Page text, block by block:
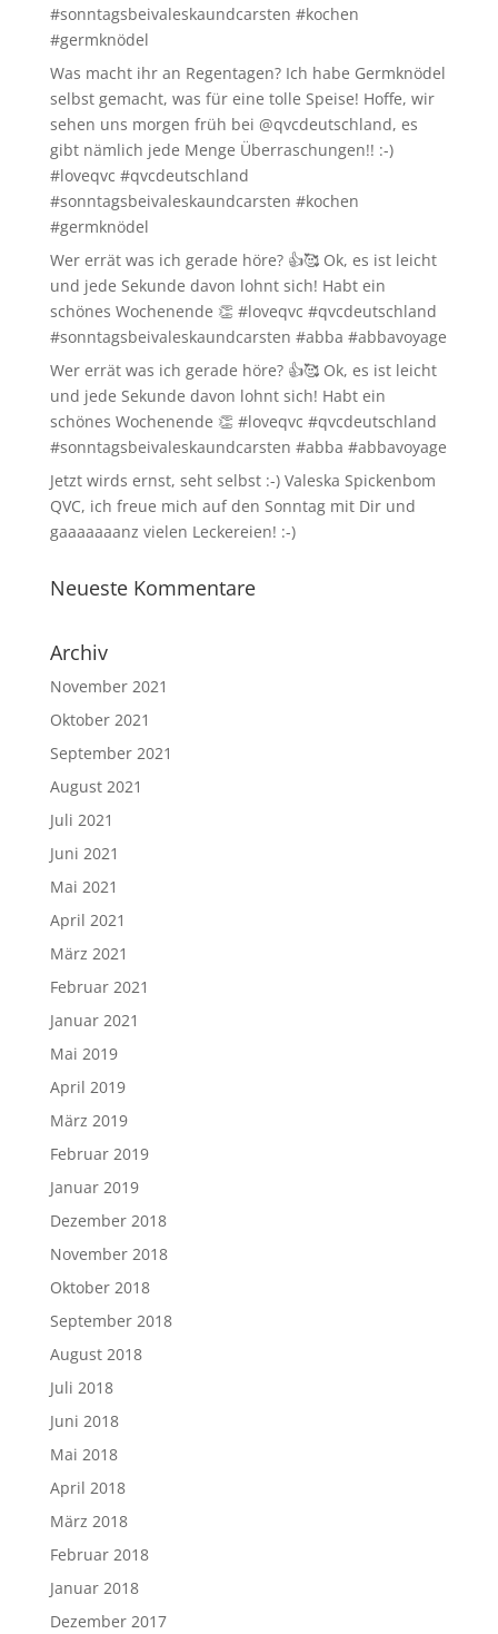
#sonntagsbeivaleskaundcarsten #kochen
#germknödel
Was macht ihr an Regentagen? Ich habe Germknödel
selbst gemacht, was für eine tolle Speise! Hoffe, wir
sehen uns morgen früh bei @qvcdeutschland, es
gibt nämlich jede Menge Überraschungen!! :-)
#loveqvc #qvcdeutschland
#sonntagsbeivaleskaundcarsten #kochen
#germknödel
Wer errät was ich gerade höre? 👍🥰 Ok, es ist leicht
und jede Sekunde davon lohnt sich! Habt ein
schönes Wochenende 👏 #loveqvc #qvcdeutschland
#sonntagsbeivaleskaundcarsten #abba #abbavoyage
Wer errät was ich gerade höre? 👍🥰 Ok, es ist leicht
und jede Sekunde davon lohnt sich! Habt ein
schönes Wochenende 👏 #loveqvc #qvcdeutschland
#sonntagsbeivaleskaundcarsten #abba #abbavoyage
Jetzt wirds ernst, seht selbst :-) Valeska Spickenbom
QVC, ich freue mich auf den Sonntag mit Dir und
gaaaaaaanz vielen Leckereien! :-)
Neueste Kommentare
Archiv
November 2021
Oktober 2021
September 2021
August 2021
Juli 2021
Juni 2021
Mai 2021
April 2021
März 2021
Februar 2021
Januar 2021
Mai 2019
April 2019
März 2019
Februar 2019
Januar 2019
Dezember 2018
November 2018
Oktober 2018
September 2018
August 2018
Juli 2018
Juni 2018
Mai 2018
April 2018
März 2018
Februar 2018
Januar 2018
Dezember 2017